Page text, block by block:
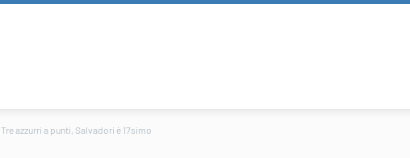
azzurri a punti, Salvadori è 17simo